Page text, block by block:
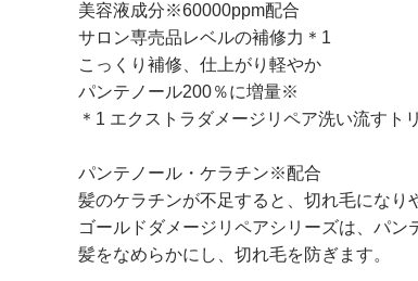
美容液成分※60000ppm配合
サロン専売品レベルの補修力＊1
こっくり補修、仕上がり軽やか
パンテノール200％に増量※
＊1 エクストラダメージリペア洗い流すト
パンテノール・ケラチン※配合
髪のケラチンが不足すると、切れ毛になり
ゴールドダメージリペアシリーズは、パン
髪をなめらかにし、切れ毛を防ぎます。